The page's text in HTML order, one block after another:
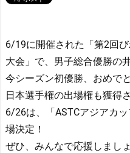
6/19に開催された「第2回
大会」で、男子総合優勝の
今シーズン初優勝、おめで
日本選手権の出場権も獲得
6/26は、「ASTCアジアカ
場決定！
ぜひ、みんなで応援しまし